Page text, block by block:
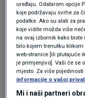
uređaju. Odabirom opcije
koje podržavaju svrhe za
podatke. Ako su alati za
koje vidite možda više
na ovaj izbornik kako
bilo kojem trenutku klikom
web-stranice [ili plutajuće
je primjenjivo]. Vaši će se
mjesto. Za više
informacije o vašoj
Mi i naši partneri